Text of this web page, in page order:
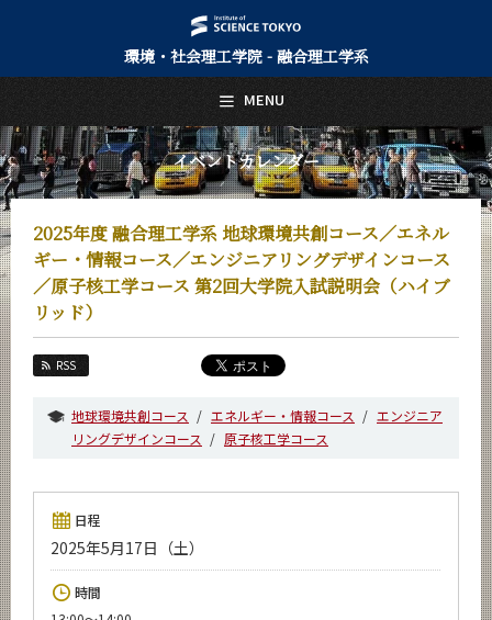
環境・社会理工学院 - 融合理工学系
イベントカレンダー
2025年度 融合理⼯学系 地球環境共創コース／エネル
ギー・情報コース／エンジニアリングデザインコース
／原⼦核⼯学コース 第2回⼤学院入試説明会（ハイブ
リッド）
RSS
地球環境共創コース エネルギー・情報コース
エンジニア
リングデザインコース
原子核工学コース
日程
2025年5月17日（土）
時間
MENU
日本語 English
トップページ
Top Page
融合理工学系について
About Us
教育
Education
教員・研究室
Faculty and Laboratories
未来
入学案内
Admissions
融合理工学系 News
イベントカレンダー
今後のイベント